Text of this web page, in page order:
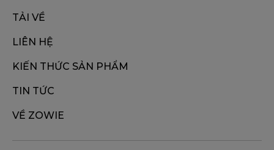
TẢI VỀ
LIÊN HỆ
KIẾN THỨC SẢN PHẨM
TIN TỨC
VỀ ZOWIE